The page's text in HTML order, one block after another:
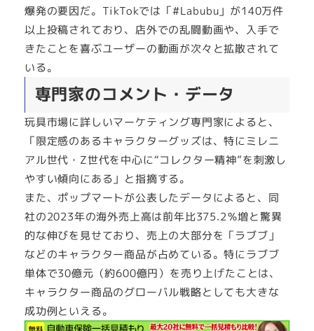
爆発の要因だ。TikTokでは「#Labubu」が140万件
以上投稿されており、店外での乱闘動画や、入手で
きたことを喜ぶユーザーの動画が次々と拡散されて
いる。
専門家のコメント・データ
玩具市場に詳しいマーケティング専門家によると、
「限定感のあるキャラクターグッズは、特にミレニ
アル世代・Z世代を中心に“コレクター精神”を刺激し
やすい傾向にある」と指摘する。
また、ポップマートが公表したデータによると、同
社の2023年の海外売上高は前年比375.2％増と驚異
的な伸びを見せており、売上の大部分を「ラブブ」
などのキャラクター商品が占めている。特にラブブ
単体で30億元（約600億円）を売り上げたことは、
キャラクター商品のグローバル戦略としても大きな
成功例といえる。